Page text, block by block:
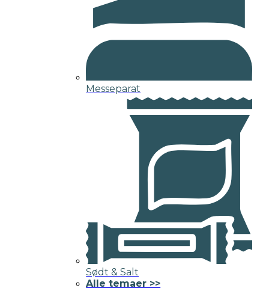
Messeparat
Sødt & Salt
Alle temaer >>